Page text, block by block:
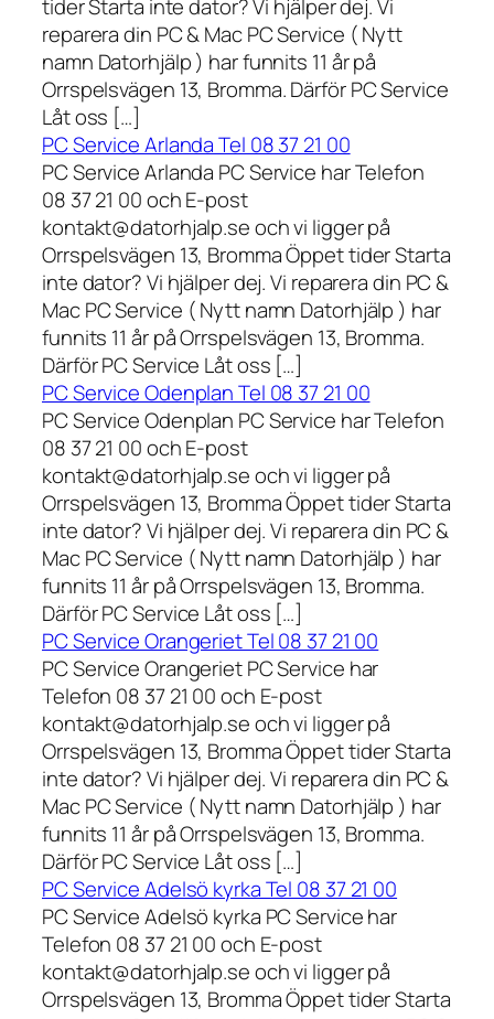
tider Starta inte dator? Vi hjälper dej. Vi
reparera din PC & Mac PC Service ( Nytt
namn Datorhjälp ) har funnits 11 år på
Orrspelsvägen 13, Bromma. Därför PC Service
Låt oss […]
PC Service Arlanda Tel 08 37 21 00
PC Service Arlanda PC Service har Telefon
08 37 21 00 och E-post
kontakt@datorhjalp.se och vi ligger på
Orrspelsvägen 13, Bromma Öppet tider Starta
inte dator? Vi hjälper dej. Vi reparera din PC &
Mac PC Service ( Nytt namn Datorhjälp ) har
funnits 11 år på Orrspelsvägen 13, Bromma.
Därför PC Service Låt oss […]
PC Service Odenplan Tel 08 37 21 00
PC Service Odenplan PC Service har Telefon
08 37 21 00 och E-post
kontakt@datorhjalp.se och vi ligger på
Orrspelsvägen 13, Bromma Öppet tider Starta
inte dator? Vi hjälper dej. Vi reparera din PC &
Mac PC Service ( Nytt namn Datorhjälp ) har
funnits 11 år på Orrspelsvägen 13, Bromma.
Därför PC Service Låt oss […]
PC Service Orangeriet Tel 08 37 21 00
PC Service Orangeriet PC Service har
Telefon 08 37 21 00 och E-post
kontakt@datorhjalp.se och vi ligger på
Orrspelsvägen 13, Bromma Öppet tider Starta
inte dator? Vi hjälper dej. Vi reparera din PC &
Mac PC Service ( Nytt namn Datorhjälp ) har
funnits 11 år på Orrspelsvägen 13, Bromma.
Därför PC Service Låt oss […]
PC Service Adelsö kyrka Tel 08 37 21 00
PC Service Adelsö kyrka PC Service har
Telefon 08 37 21 00 och E-post
kontakt@datorhjalp.se och vi ligger på
Orrspelsvägen 13, Bromma Öppet tider Starta